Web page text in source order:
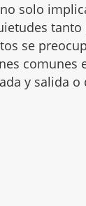
solo
tanto
se
comunes
y salida o